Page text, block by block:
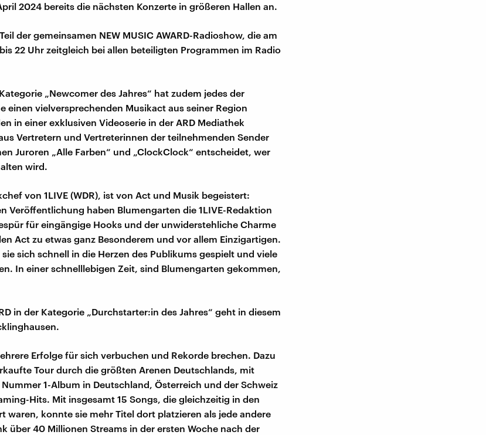
2024 bereits die nächsten Konzerte in größeren Hallen an.
der gemeinsamen NEW MUSIC AWARD-Radioshow, die am
22 Uhr zeitgleich bei allen beteiligten Programmen im Radio
„Newcomer des Jahres“ hat zudem jedes der
einen vielversprechenden Musikact aus seiner Region
in einer exklusiven Videoserie in der ARD Mediathek
Vertretern und Vertreterinnen der teilnehmenden Sender
Juroren „Alle Farben“ und „ClockClock“ entscheidet, wer
wird.
von 1LIVE (WDR), ist von Act und Musik begeistert:
Veröffentlichung haben Blumengarten die 1LIVE-Redaktion
für eingängige Hooks und der unwiderstehliche Charme
Act zu etwas ganz Besonderem und vor allem Einzigartigen.
sich schnell in die Herzen des Publikums gespielt und viele
In einer schnelllebigen Zeit, sind Blumengarten gekommen,
in der Kategorie „Durchstarter:in des Jahres“ geht in diesem
Erfolge für sich verbuchen und Rekorde brechen. Dazu
Tour durch die größten Arenen Deutschlands, mit
Nummer 1-Album in Deutschland, Österreich und der Schweiz
Hits. Mit insgesamt 15 Songs, die gleichzeitig in den
waren, konnte sie mehr Titel dort platzieren als jede andere
über 40 Millionen Streams in der ersten Woche nach der